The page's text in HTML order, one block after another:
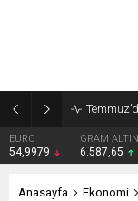
EURO
54,9979
GRAM ALTIN
6.587,65
Anasayfa
Ekonomi